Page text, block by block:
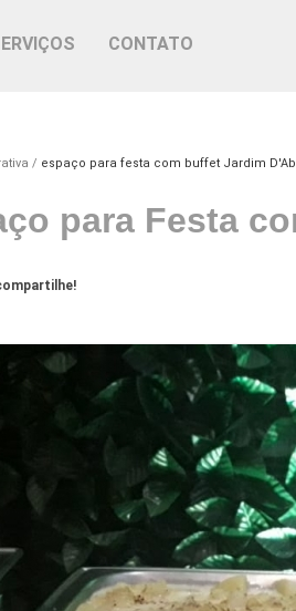
CONTATO
espaço para festa com buffet Jardim
para Festa